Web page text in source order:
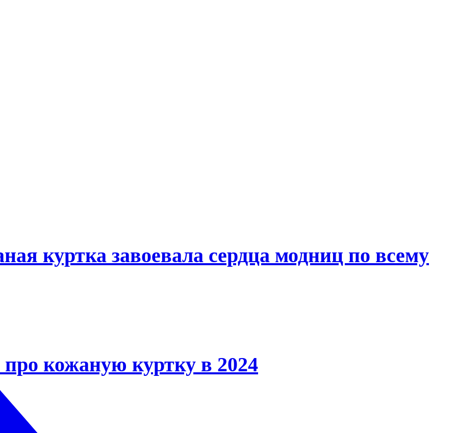
куртка завоевала сердца модниц по всему
кожаную куртку в 2024